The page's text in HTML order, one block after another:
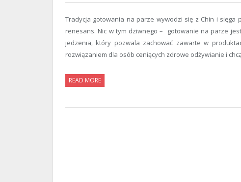
Tradycja gotowania na parze wywodzi się z Chin i sięga
renesans. Nic w tym dziwnego – gotowanie na parze
jedzenia, który pozwala zachować zawarte w
rozwiązaniem dla osób ceniących zdrowe odżywianie i
READ MORE